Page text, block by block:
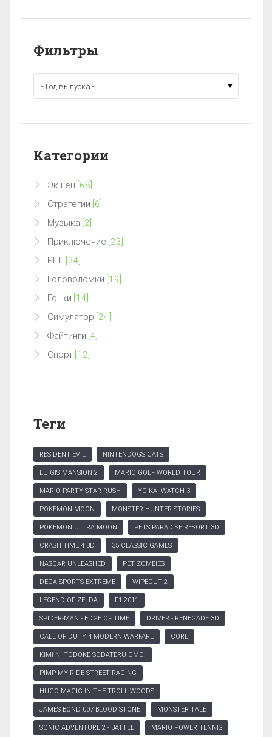
Фильтры
Категории
Экшен [68]
Стратегии [6]
Музыка [2]
Приключение [23]
РПГ [34]
Головоломки [19]
Гонки [14]
Симулятор [24]
Файтинги [4]
Спорт [12]
Теги
RESIDENT EVIL NINTENDOGS CATS
LUIGIS MANSION 2 MARIO GOLF WORLD TOUR
MARIO PARTY STAR RUSH YO-KAI WATCH 3
POKEMON MOON MONSTER HUNTER STORIES
POKEMON ULTRA MOON PETS PARADISE RESORT 3D
CRASH TIME 4 3D 35 CLASSIC GAMES
NASCAR UNLEASHED PET ZOMBIES
DECA SPORTS EXTREME WIPEOUT 2
LEGEND OF ZELDA F1 2011
SPIDER-MAN - EDGE OF TIME DRIVER - RENEGADE 3D
CALL OF DUTY 4 MODERN WARFARE CORE
KIMI NI TODOKE SODATERU OMOI
PIMP MY RIDE STREET RACING
HUGO MAGIC IN THE TROLL WOODS
JAMES BOND 007 BLOOD STONE MONSTER TALE
SONIC ADVENTURE 2 - BATTLE MARIO POWER TENNIS